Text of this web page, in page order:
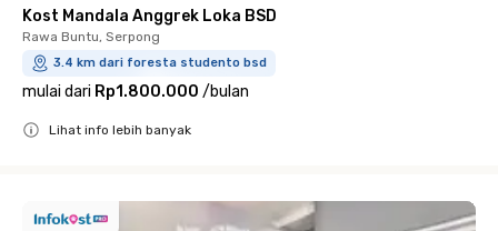
Kost Mandala Anggrek Loka BSD
Rawa Buntu, Serpong
3.4 km dari foresta studento bsd
mulai dari Rp1.800.000 /bulan
Lihat info lebih banyak